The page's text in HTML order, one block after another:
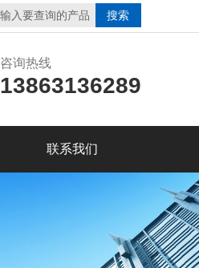
咨询热线
13863136289
联系我们